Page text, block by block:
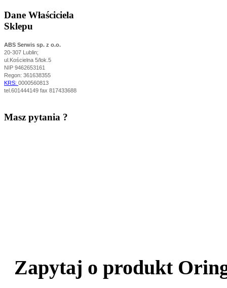
Dane Właściciela
Sklepu
ABS Serwis sp. z o.o.
20-307 Lublin;
ul.Kościelna 5/lok.5
NIP 9462653161
Regon: 361638355
KRS: 0000560813
tel.601444149 fax 817433688
Masz pytania ?
Zapytaj o produkt